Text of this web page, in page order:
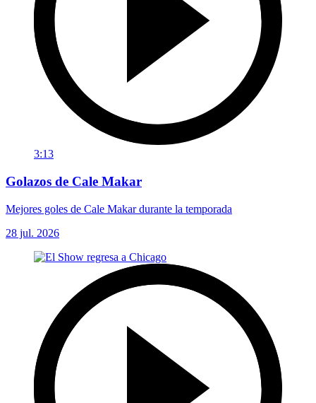
3:13
Golazos de Cale Makar
Mejores goles de Cale Makar durante la temporada
28 jul. 2026